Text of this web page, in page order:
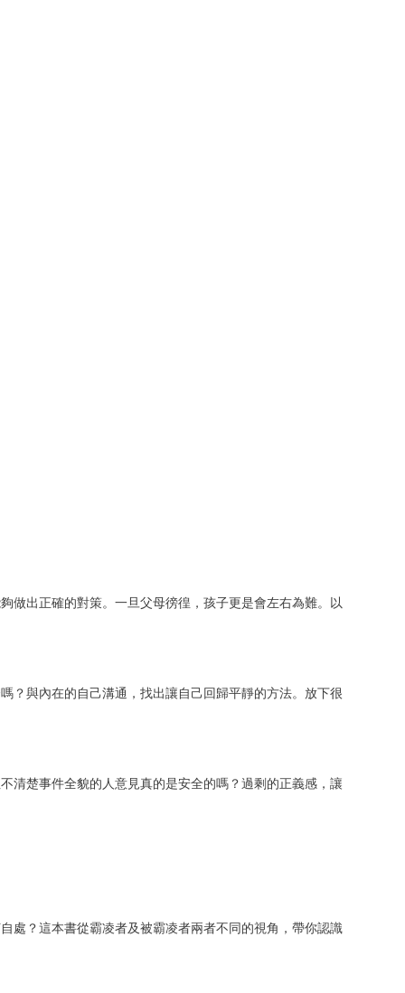
做出正確的對策。一旦父母徬徨，孩子更是會左右為難。以
？與內在的自己溝通，找出讓自己回歸平靜的方法。放下很
清楚事件全貌的人意見真的是安全的嗎？過剩的正義感，讓
處？這本書從霸凌者及被霸凌者兩者不同的視角，帶你認識